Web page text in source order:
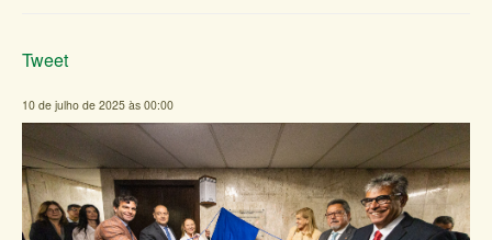
Tweet
10 de julho de 2025 às 00:00